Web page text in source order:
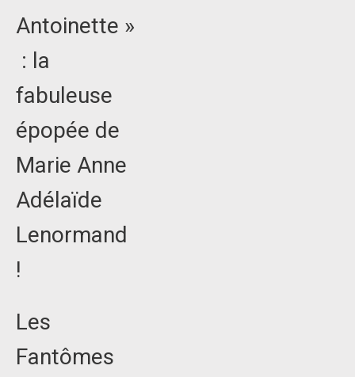
Antoinette »
: la
fabuleuse
épopée de
Marie Anne
Adélaïde
Lenormand
!
Les
Fantômes